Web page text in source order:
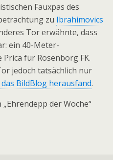
Fauxpas des
zu Ibrahimovics
Tor erwähnte, dass
ein 40-Meter-
für Rosenborg FK.
jedoch tatsächlich nur
BildBlog herausfand.
der Woche“